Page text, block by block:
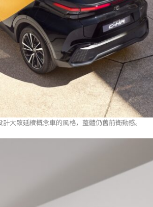
大致延續概念車的風格，整體仍舊前衛動感。